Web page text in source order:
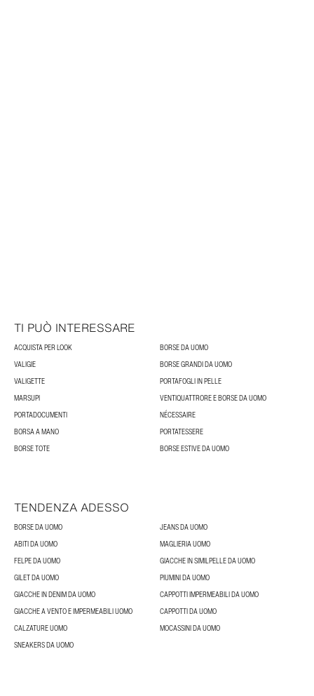
TI PUÒ INTERESSARE
ACQUISTA PER LOOK
BORSE DA UOMO
VALIGIE
BORSE GRANDI DA UOMO
VALIGETTE
PORTAFOGLI IN PELLE
MARSUPI
VENTIQUATTRORE E BORSE DA UOMO
PORTADOCUMENTI
NÉCESSAIRE
BORSA A MANO
PORTATESSERE
BORSE TOTE
BORSE ESTIVE DA UOMO
TENDENZA ADESSO
BORSE DA UOMO
JEANS DA UOMO
ABITI DA UOMO
MAGLIERIA UOMO
FELPE DA UOMO
GIACCHE IN SIMILPELLE DA UOMO
GILET DA UOMO
PIUMINI DA UOMO
GIACCHE IN DENIM DA UOMO
CAPPOTTI IMPERMEABILI DA UOMO
GIACCHE A VENTO E IMPERMEABILI UOMO
CAPPOTTI DA UOMO
CALZATURE UOMO
MOCASSINI DA UOMO
SNEAKERS DA UOMO